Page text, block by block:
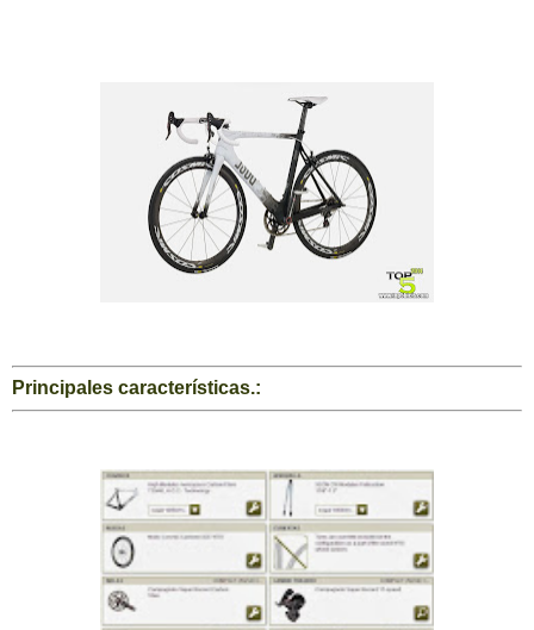
Principales características.: